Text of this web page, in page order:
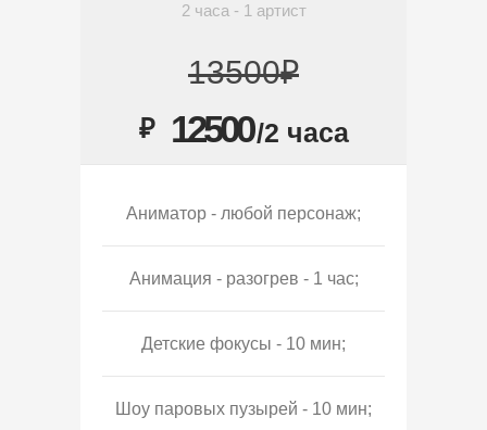
2 часа - 1 артист
13500₽
₽ 12500/2 часа
Аниматор - любой персонаж;
Анимация - разогрев - 1 час;
Детские фокусы - 10 мин;
Шоу паровых пузырей - 10 мин;